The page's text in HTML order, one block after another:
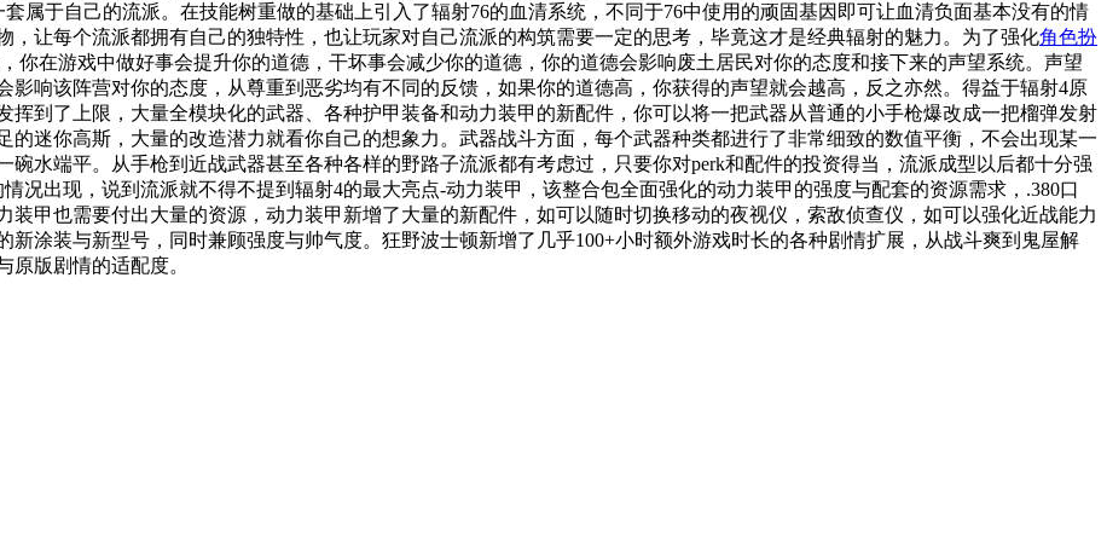
属于自己的流派。在技能树重做的基础上引入了辐射76的血清系统，不同于76中使用的顽固基因即可让血清负面基本没有的情
让每个流派都拥有自己的独特性，也让玩家对自己流派的构筑需要一定的思考，毕竟这才是经典辐射的魅力。为了强化角色扮
你在游戏中做好事会提升你的道德，干坏事会减少你的道德，你的道德会影响废土居民对你的态度和接下来的声望系统。声望
响该阵营对你的态度，从尊重到恶劣均有不同的反馈，如果你的道德高，你获得的声望就会越高，反之亦然。得益于辐射4原
到了上限，大量全模块化的武器、各种护甲装备和动力装甲的新配件，你可以将一把武器从普通的小手枪爆改成一把榴弹发射
迷你高斯，大量的改造潜力就看你自己的想象力。武器战斗方面，每个武器种类都进行了非常细致的数值平衡，不会出现某一
水端平。从手枪到近战武器甚至各种各样的野路子流派都有考虑过，只要你对perk和配件的投资得当，流派成型以后都十分强
况出现，说到流派就不得不提到辐射4的最大亮点-动力装甲，该整合包全面强化的动力装甲的强度与配套的资源需求，.380口
甲也需要付出大量的资源，动力装甲新增了大量的新配件，如可以随时切换移动的夜视仪，索敌侦查仪，如可以强化近战能力
涂装与新型号，同时兼顾强度与帅气度。狂野波士顿新增了几乎100+小时额外游戏时长的各种剧情扩展，从战斗爽到鬼屋解
版剧情的适配度。